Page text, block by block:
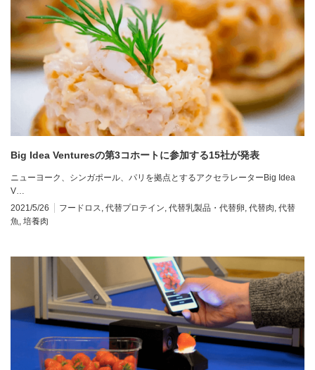
Big Idea Venturesの第3コホートに参加する15社が発表
ニューヨーク、シンガポール、パリを拠点とするアクセラレーターBig Idea
V…
2021/5/26
フードロス, 代替プロテイン, 代替乳製品・代替卵, 代替肉, 代替
魚, 培養肉